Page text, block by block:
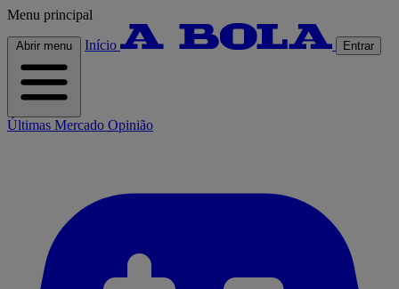
Menu principal
Abrir menu Início Entrar
Últimas Mercado Opinião